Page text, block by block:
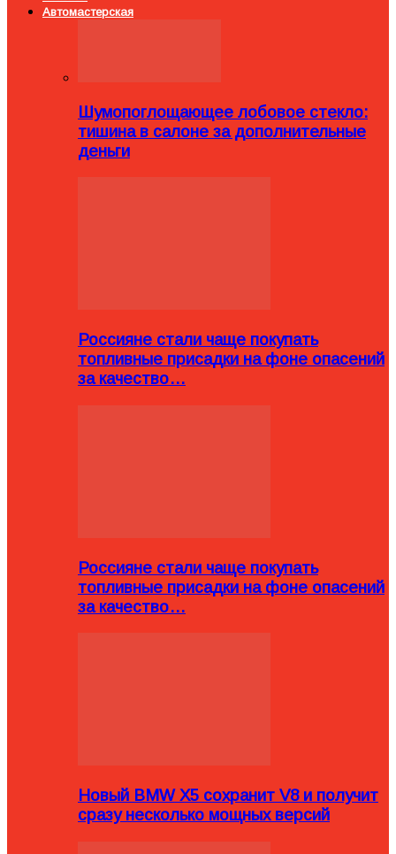
Автомастерская
Шумопоглощающее лобовое стекло:
тишина в салоне за дополнительные
деньги
Россияне стали чаще покупать
топливные присадки на фоне опасений
за качество…
Россияне стали чаще покупать
топливные присадки на фоне опасений
за качество…
Новый BMW X5 сохранит V8 и получит
сразу несколько мощных версий